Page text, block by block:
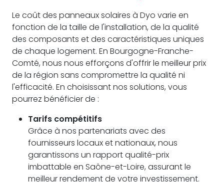
Le coût des panneaux solaires à Dyo varie en
fonction de la taille de l'installation, de la qualité
des composants et des caractéristiques uniques
de chaque logement. En Bourgogne-Franche-
Comté, nous nous efforçons d'offrir le meilleur prix
de la région sans compromettre la qualité ni
l'efficacité. En choisissant nos solutions, vous
pourrez bénéficier de :
Tarifs compétitifs
Grâce à nos partenariats avec des
fournisseurs locaux et nationaux, nous
garantissons un rapport qualité-prix
imbattable en Saône-et-Loire, assurant le
meilleur rendement de votre investissement.